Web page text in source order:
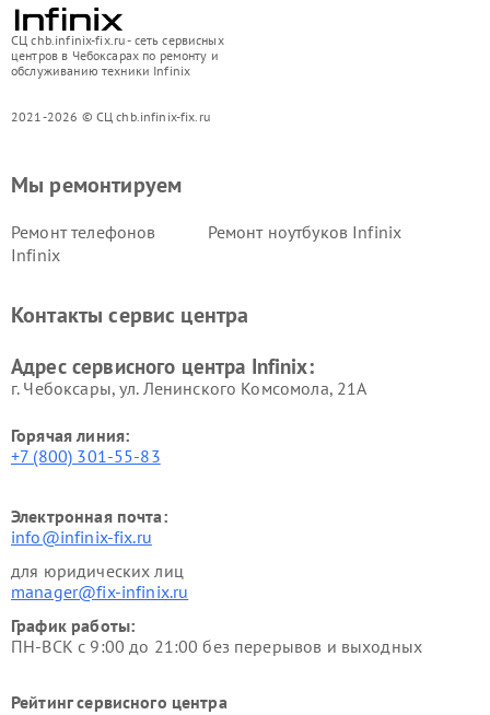
СЦ chb.infinix-fix.ru - сеть сервисных
центров в Чебоксарах по ремонту и
обслуживанию техники Infinix
2021-2026 © СЦ chb.infinix-fix.ru
Мы ремонтируем
Ремонт телефонов
Infinix
Ремонт ноутбуков Infinix
Контакты сервис центра
Адрес сервисного центра Infinix:
г. Чебоксары, ул. Ленинского Комсомола, 21А
Горячая линия:
+7 (800) 301-55-83
Электронная почта:
info@infinix-fix.ru
для юридических лиц
manager@fix-infinix.ru
График работы:
ПН-ВСК с 9:00 до 21:00 без перерывов и выходных
Рейтинг сервисного центра